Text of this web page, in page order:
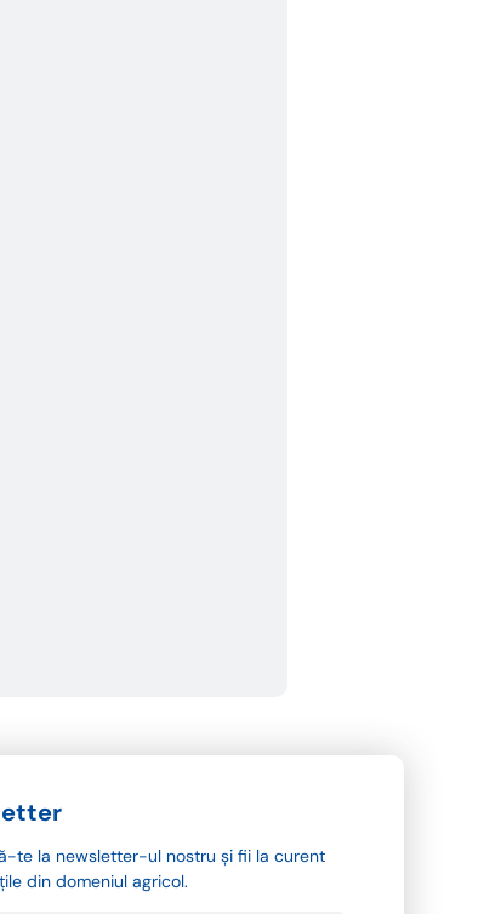
te la newsletter-ul nostru și fii la curent
din domeniul agricol.